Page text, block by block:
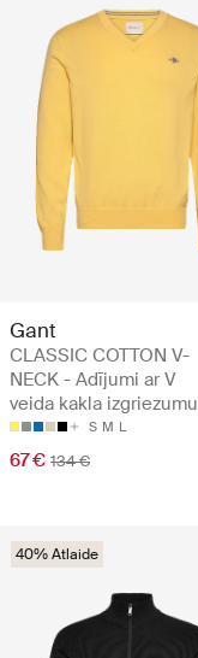
Gant
CLASSIC COTTON V-
NECK - Adījumi ar V
veida kakla izgriezumu
S M L
67 € 134 €
40% Atlaide